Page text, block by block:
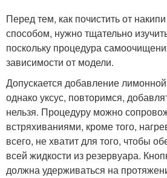
Перед тем, как почистить от
способом, нужно тщательно
поскольку процедура
зависимости от модели.
Допускается добавление
однако уксус, повторимся,
нельзя. Процедуру можно
встряхиваниями, кроме того,
всего, не хватит для того, чтобы
всей жидкости из резервуара.
должна удерживаться на